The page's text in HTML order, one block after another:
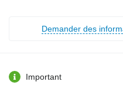
Demander des
Important